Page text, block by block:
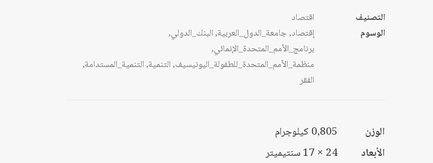
التصنيف
اقتصاد
الوسوم
إقتصاد,جامعة_الدول_العربية,البنك_الدولي,
برنامج_الأمم_المتحدة_الإنمائي,
منظمة_الأمم_المتحدة_للطفولة_اليونيسيف,التنمية,التنمية_المستدامة,
الفقر
الوزن
0,805 كيلوجرام
الأبعاد
24 × 17 سنتيميتر